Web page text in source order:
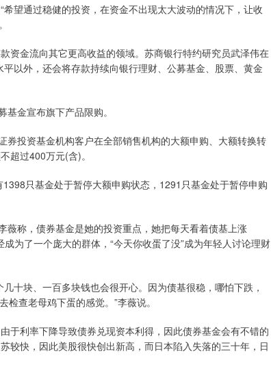
望通过稳健的投资，在资金不出现太大波动的情况下，让收
资金流向其它更高收益的领域。苏商银行特约研究员武泽伟在
以外，还会将存款持续向银行理财、公募基金、股票、黄金
金宣布旗下产品限购。
投资基金机构客户在全部销售机构的大额申购、大额转换转
超过400万元(含)。
只基金处于暂停大额申购状态，1291只基金处于暂停申购
薇称，债券基金是她的投资重点，她把每天看着债基上涨
为了一个庞大的群体，“今天你收蛋了没”成为年轻人讨论理财
十块、一百多块钱也会很开心。因为债基很稳，哪怕下跌，
查老母鸡下蛋的感觉。”李薇说。
于利率下降导致债券兑现资本利得，因此债券基金会有不错的
较快，因此美股很快创出新高，而日本陷入失落的三十年，日